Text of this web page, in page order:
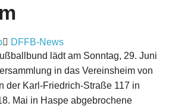
DFFB-News
lädt am Sonntag, 29. Juni
in das Vereinsheim von
der Karl-Friedrich-Straße 117 in
Mai in Haspe abgebrochene